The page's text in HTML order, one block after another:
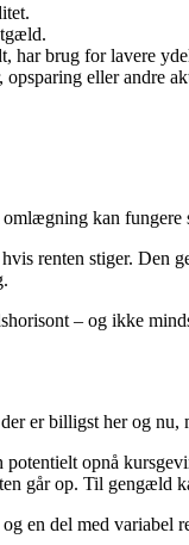
har brug for lavere
eller andre
kan
renten stiger. Den
– og ikke
er billigst her og
opnå
går op. Til gengæld
en del med variabel